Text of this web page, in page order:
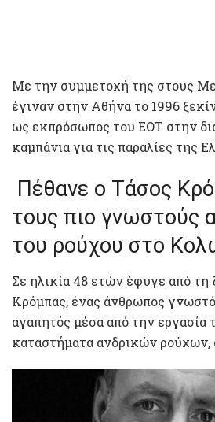
Με την συμμετοχή της στους
έγιναν στην Αθήνα το 1996
ως εκπρόσωπος του ΕΟΤ στην
καμπάνια για τις παραλίες της
Πέθανε ο Τάσος
τους πιο γνωστούς
του ρούχου στο
Σε ηλικία 48 ετών έφυγε από τη
Κρόμπας, ένας άνθρωπος
αγαπητός μέσα από την εργασία
καταστήματα ανδρικών ρούχων,